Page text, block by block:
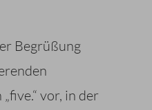
Begrüßung
vor, in der